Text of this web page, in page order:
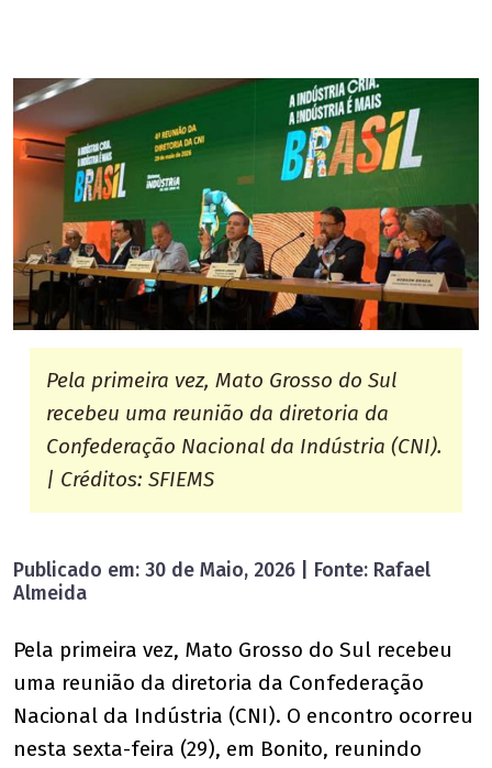
Pela primeira vez, Mato Grosso do Sul
recebeu uma reunião da diretoria da
Confederação Nacional da Indústria (CNI).
| Créditos: SFIEMS
Publicado em: 30 de Maio, 2026 | Fonte: Rafael
Almeida
Pela primeira vez, Mato Grosso do Sul recebeu
uma reunião da diretoria da Confederação
Nacional da Indústria (CNI). O encontro ocorreu
nesta sexta-feira (29), em Bonito, reunindo